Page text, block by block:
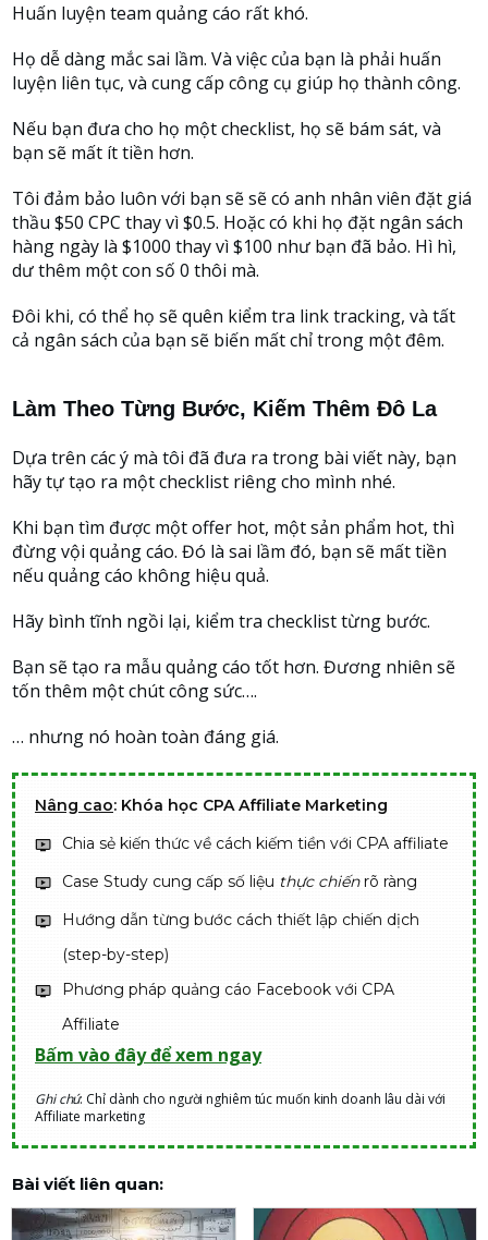
Huấn luyện team quảng cáo rất khó.
Họ dễ dàng mắc sai lầm. Và việc của bạn là phải huấn
luyện liên tục, và cung cấp công cụ giúp họ thành công.
Nếu bạn đưa cho họ một checklist, họ sẽ bám sát, và
bạn sẽ mất ít tiền hơn.
Tôi đảm bảo luôn với bạn sẽ sẽ có anh nhân viên đặt giá
thầu $50 CPC thay vì $0.5. Hoặc có khi họ đặt ngân sách
hàng ngày là $1000 thay vì $100 như bạn đã bảo. Hì hì,
dư thêm một con số 0 thôi mà.
Đôi khi, có thể họ sẽ quên kiểm tra link tracking, và tất
cả ngân sách của bạn sẽ biến mất chỉ trong một đêm.
Làm Theo Từng Bước, Kiếm Thêm Đô La
Dựa trên các ý mà tôi đã đưa ra trong bài viết này, bạn
hãy tự tạo ra một checklist riêng cho mình nhé.
Khi bạn tìm được một offer hot, một sản phẩm hot, thì
đừng vội quảng cáo. Đó là sai lầm đó, bạn sẽ mất tiền
nếu quảng cáo không hiệu quả.
Hãy bình tĩnh ngồi lại, kiểm tra checklist từng bước.
Bạn sẽ tạo ra mẫu quảng cáo tốt hơn. Đương nhiên sẽ
tốn thêm một chút công sức….
… nhưng nó hoàn toàn đáng giá.
Nâng cao: Khóa học CPA Affiliate Marketing
Chia sẻ kiến thức về cách kiếm tiền với CPA affiliate
Case Study cung cấp số liệu thực chiếnrõ ràng
Hướng dẫn từng bước cách thiết lập chiến dịch
(step-by-step)
Phương pháp quảng cáo Facebook với CPA
Affiliate
Bấm vào đây để xem ngay
Ghi chú: Chỉ dành cho người nghiêm túc muốn kinh doanh lâu dài với
Affiliate marketing
Bài viết liên quan: